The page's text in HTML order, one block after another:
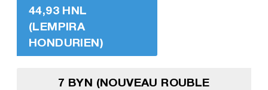
44,93 HNL
(LEMPIRA
HONDURIEN)
7 BYN (NOUVEAU ROUBLE